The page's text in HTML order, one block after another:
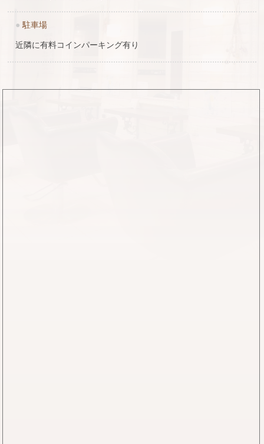
● 駐車場
近隣に有料コインパーキング有り